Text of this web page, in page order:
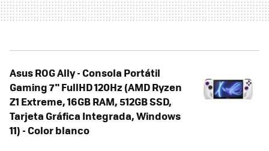
Asus ROG Ally - Consola Portátil
Gaming 7" FullHD 120Hz (AMD Ryzen
Z1 Extreme, 16GB RAM, 512GB SSD,
Tarjeta Gráfica Integrada, Windows
11) - Color blanco